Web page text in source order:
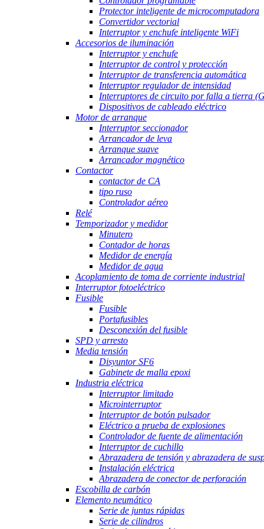
Protector inteligente de microcomputadora
Convertidor vectorial
Interruptor y enchufe inteligente WiFi
Accesorios de iluminación
Interruptor y enchufe
Interruptor de control y protección
Interruptor de transferencia automática
Interruptor regulador de intensidad
Interruptores de circuito por falla a tierra
Dispositivos de cableado eléctrico
Motor de arranque
Interruptor seccionador
Arrancador de leva
Arranque suave
Arrancador magnético
Contactor
contactor de CA
tipo ruso
Controlador aéreo
Relé
Temporizador y medidor
Minutero
Contador de horas
Medidor de energía
Medidor de agua
Acoplamiento de toma de corriente industrial
Interruptor fotoeléctrico
Fusible
Fusible
Portafusibles
Desconexión del fusible
SPD y arresto
Media tensión
Disyuntor SF6
Gabinete de malla epoxi
Industria eléctrica
Interruptor limitado
Microinterruptor
Interruptor de botón pulsador
Eléctrico a prueba de explosiones
Controlador de fuente de alimentación
Interruptor de cuchillo
Abrazadera de tensión y abrazadera de
Instalación eléctrica
Abrazadera de conector de perforación
Escobilla de carbón
Elemento neumático
Serie de juntas rápidas
Serie de cilindros